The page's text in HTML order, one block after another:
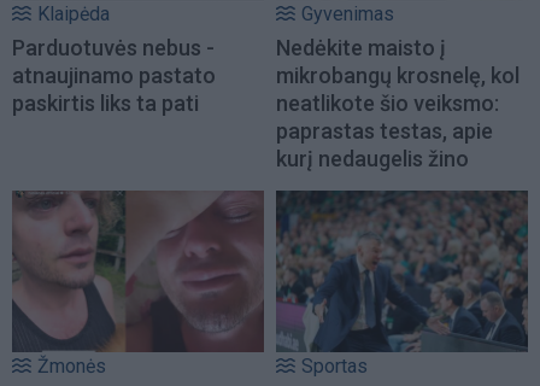
Klaipėda
Parduotuvės nebus -
atnaujinamo pastato
paskirtis liks ta pati
Gyvenimas
Nedėkite maisto į
mikrobangų krosnelę, kol
neatlikote šio veiksmo:
paprastas testas, apie
kurį nedaugelis žino
Žmonės Sportas